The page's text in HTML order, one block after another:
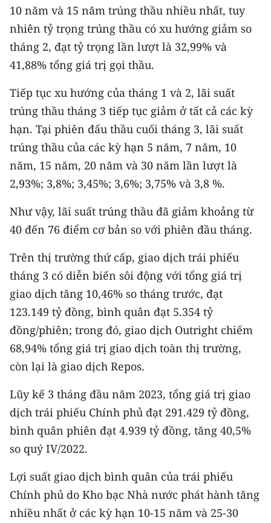
Video
Media Chính trị
Media Kinh tế
Media Văn hóa
Media Xã hội
Media Pháp luật
Media Du lịch
Media Thể thao
Media Giáo dục
Media Y tế
Media Khoa học - Công nghệ
Media Môi trường
Ảnh
Infographic
TIN MỚI
TIN ĐỊA PHƯƠNG
Trung du và miền núi phía Bắc
Đồng bằng sông Hồng
10 năm và 15 năm trúng thầu nhiều nhất, tuy
nhiên tỷ trọng trúng thầu có xu hướng giảm so
tháng 2, đạt tỷ trọng lần lượt là 32,99% và
41,88% tổng giá trị gọi thầu.
Tiếp tục xu hướng của tháng 1 và 2, lãi suất
trúng thầu tháng 3 tiếp tục giảm ở tất cả các kỳ
hạn. Tại phiên đấu thầu cuối tháng 3, lãi suất
trúng thầu của các kỳ hạn 5 năm, 7 năm, 10
năm, 15 năm, 20 năm và 30 năm lần lượt là
2,93%; 3,8%; 3,45%; 3,6%; 3,75% và 3,8 %.
Như vậy, lãi suất trúng thầu đã giảm khoảng từ
40 đến 76 điểm cơ bản so với phiên đầu tháng.
Trên thị trường thứ cấp, giao dịch trái phiếu
tháng 3 có diễn biến sôi động với tổng giá trị
giao dịch tăng 10,46% so tháng trước, đạt
123.149 tỷ đồng, bình quân đạt 5.354 tỷ
đồng/phiên; trong đó, giao dịch Outright chiếm
68,94% tổng giá trị giao dịch toàn thị trường,
còn lại là giao dịch Repos.
Lũy kế 3 tháng đầu năm 2023, tổng giá trị giao
dịch trái phiếu Chính phủ đạt 291.429 tỷ đồng,
bình quân phiên đạt 4.939 tỷ đồng, tăng 40,5%
so quý IV/2022.
Lợi suất giao dịch bình quân của trái phiếu
Chính phủ do Kho bạc Nhà nước phát hành tăng
nhiều nhất ở các kỳ hạn 10-15 năm và 25-30